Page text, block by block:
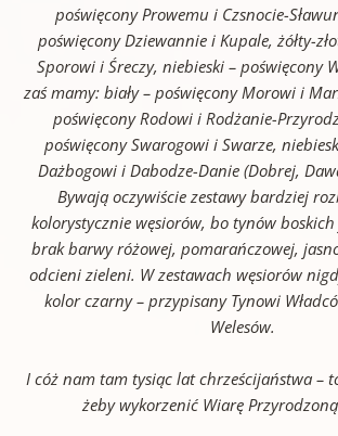
poświęcony Prowemu i Czsnocie-
poświęcony Dziewannie i Kupale, żółty-
Sporowi i Śreczy, niebieski – poświęcony
zaś mamy: biały – poświęcony Morowi i
poświęcony Rodowi i Rodżanie-
poświęcony Swarogowi i Swarze,
Dażbogowi i Dabodze-Danie (Dobrej,
Bywają oczywiście zestawy bardziej
kolorystycznie węsiorów, bo tynów
brak barwy różowej, pomarańczowej,
odcieni zieleni. W zestawach węsiorów
kolor czarny – przypisany Tynowi
Welesów.
I cóż nam tam tysiąc lat chrześcijaństwa –
żeby wykorzenić Wiarę Przyrodzoną